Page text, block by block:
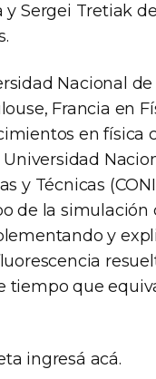
Sergei Tretiak
Nacional de
Francia en
en física
y Técnicas
de la simulación
y
tiempo que
ingresá acá.